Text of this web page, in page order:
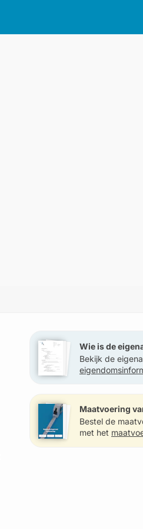
Wie is de
Bekijk de
Maatvoering
Bestel de
met het